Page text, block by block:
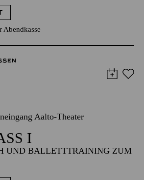
Abendkasse
Aalto-Theater
I
UND BALLETTTRAINING ZUM